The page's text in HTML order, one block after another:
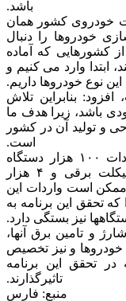
باشد.
خودروی کشور همان
خودروها را دنبال
کشورهایی که آماده
ابتدا وارد می کنیم و
این نوع خودروها داریم.
بنابراین تلاش
باشد، زیرا هدف ما
و تولید آن در کشور
است.
وی بیان داشت: وزارت صمت برنامه واردات ۱۰۰ هزار دستگاه
تاکسی برقی، ۴۰۰ هزار دستگاه موتورسیکلت برقی و ۴ هزار
است واردات این
چرا که تحقق این برنامه به
نیز بستگی دارد.
و تامین برق آنها،
خودروها و نیز تخصیص
تحقق این برنامه
تاثیرگذارند.
منبع: فارس